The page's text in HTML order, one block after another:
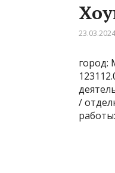
23.03.2024
город:
/